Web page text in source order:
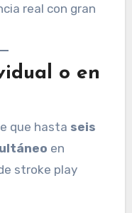
real con gran
o en
que hasta seis
en
stroke play